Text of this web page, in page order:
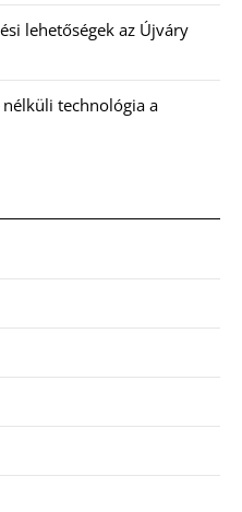
lehetőségek az Újváry
technológia a